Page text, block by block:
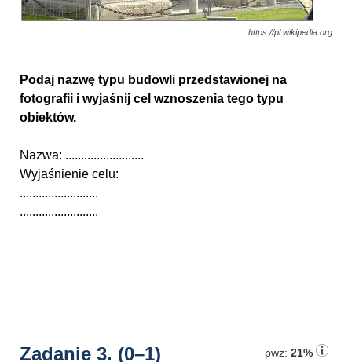
https://pl.wikipedia.org
Podaj nazwę typu budowli przedstawionej na
fotografii i wyjaśnij cel wznoszenia tego typu
obiektów.
Nazwa: .........................
Wyjaśnienie celu:
.........................
.........................
pwz: 21%
Zadanie 3. (0–1)